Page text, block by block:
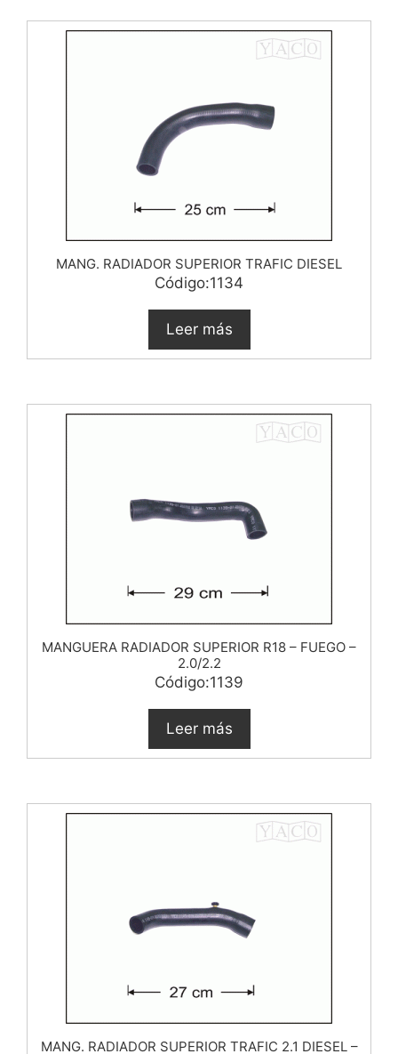
MANG. RADIADOR SUPERIOR TRAFIC DIESEL
Código:1134
Leer más
MANGUERA RADIADOR SUPERIOR R18 – FUEGO –
2.0/2.2
Código:1139
Leer más
MANG. RADIADOR SUPERIOR TRAFIC 2.1 DIESEL –